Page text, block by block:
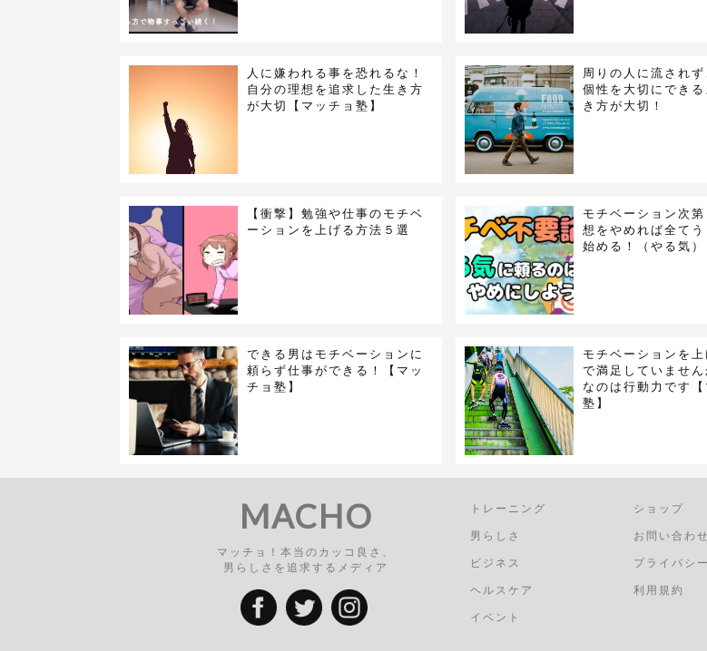
人に嫌われる事を恐れるな！
自分の理想を追求した生き方
が大切【マッチョ塾】
周りの人に流され
個性を大切にできる
き方が大切！
【衝撃】勉強や仕事のモチベ
ーションを上げる方法５選
モチベーション次
想をやめれば全てう
始める！（やる気）
できる男はモチベーションに
頼らず仕事ができる！【マッ
チョ塾】
モチベーションを上
で満足していませ
なのは行動力です【
塾】
MACHO
マッチョ！本当のカッコ良さ、
男らしさを追求するメディア
トレーニング
男らしさ
ビジネス
ヘルスケア
イベント
ショップ
お問い合わせ
プライバシ
利用規約